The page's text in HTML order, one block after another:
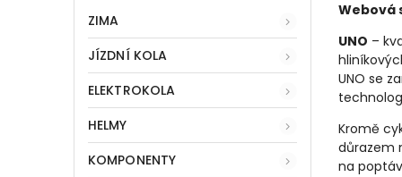
ZIMA
JÍZDNÍ KOLA
ELEKTROKOLA
HELMY
KOMPONENTY
Webová
UNO –
UNO se
Kromě
důrazem
na